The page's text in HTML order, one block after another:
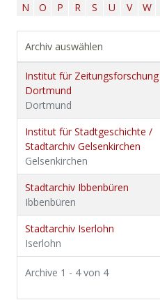
N
O P R S U V W
Archiv auswählen
Institut für
Dortmund
Dortmund
Institut für Stadtgeschichte /
Stadtarchiv Gelsenkirchen
Gelsenkirchen
Stadtarchiv Ibbenbüren
Ibbenbüren
Stadtarchiv Iserlohn
Iserlohn
Archive 1 - 4 von 4